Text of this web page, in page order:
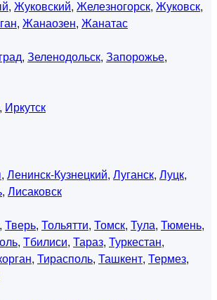
, Жуковский, Железногорск, Жуковск,
, Жанаозен, Жанатас
, Зеленодольск, Запорожье,
, Иркутск
, Ленинск-Кузнецкий, Луганск, Луцк,
, Лисаковск
, Тверь, Тольятти, Томск, Тула, Тюмень,
, Тбилиси, Тараз, Туркестан,
, Тирасполь, Ташкент, Термез,